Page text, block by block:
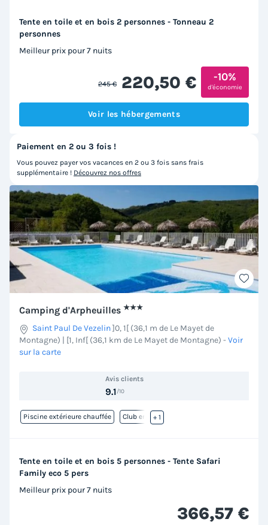
Tente en toile et en bois 2 personnes - Tonneau 2
personnes
Meilleur prix pour 7 nuits
245 € 220,50 € -10%
d'économie
Voir les hébergements
Camping d'Arpheuilles ★★★
Saint Paul De Vezelin]0, 1[ (36,1 m de Le Mayet de
Montagne) | [1, Inf[ (36,1 km de Le Mayet de Montagne) -Voir
sur la carte
Avis clients
9.1/10
Piscine extérieure chauffée Club enfant
+ 1
Tente en toile et en bois 5 personnes - Tente Safari
Family eco 5 pers
Meilleur prix pour 7 nuits
366,57 €
Paiement en 2 ou 3 fois !
Vous pouvez payer vos vacances en 2 ou 3 fois sans frais
supplémentaire ! Découvrez nos offres